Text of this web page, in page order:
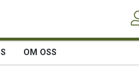
OM OSS